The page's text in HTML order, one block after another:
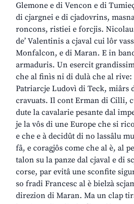
Glemone e di Vencon e di
di cjargnei e di cjadovrins,
roncons, ristiei e forcjis.
de’ Valentinis a cjaval cui lôr
Monfalcon, e di Maran. E in
armaduris. Un esercit
che al finìs ni di dulà che al
Patriarcje Ludovì di Teck, miârs
cravuats. Il cont Erman di Cilli,
dute la cavalarie pesante dal
je la vôs di une Europe che si
e che e à decidût di no lassâlu
fâ, e coragjôs come che al è, al
talon su la panze dal cjaval e di
corse, par evitâ une sconfite
so fradi Francesc al è bielzà
direzion di Maran. Ma un clap